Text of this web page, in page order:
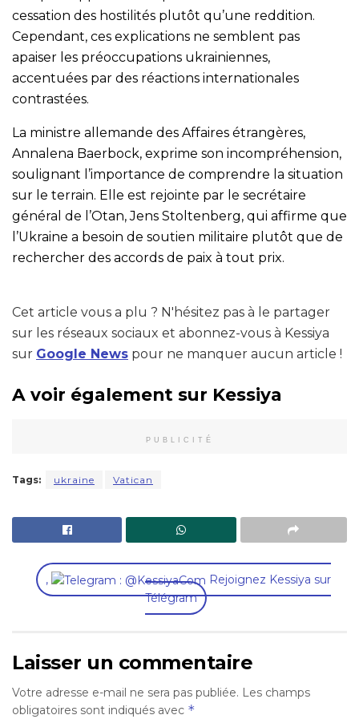
cessation des hostilités plutôt qu’une reddition.
Cependant, ces explications ne semblent pas
apaiser les préoccupations ukrainiennes,
accentuées par des réactions internationales
contrastées.
La ministre allemande des Affaires étrangères,
Annalena Baerbock, exprime son incompréhension,
soulignant l’importance de comprendre la situation
sur le terrain. Elle est rejointe par le secrétaire
général de l’Otan, Jens Stoltenberg, qui affirme que
l’Ukraine a besoin de soutien militaire plutôt que de
rechercher des accords de paix à tout prix.
Cet article vous a plu ? N'hésitez pas à le partager
sur les réseaux sociaux et abonnez-vous à Kessiya
sur Google News pour ne manquer aucun article !
A voir également sur Kessiya
PUBLICITÉ
Tags: ukraine Vatican
,
Rejoignez Kessiya sur
Télégram
Laisser un commentaire
Votre adresse e-mail ne sera pas publiée. Les champs
obligatoires sont indiqués avec *